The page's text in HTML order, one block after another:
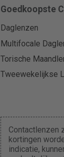
Goedkoopste
Daglenzen
Multifocale
Torische
Tweewekelijkse
Contactlenzen
kortingen
indicatie,